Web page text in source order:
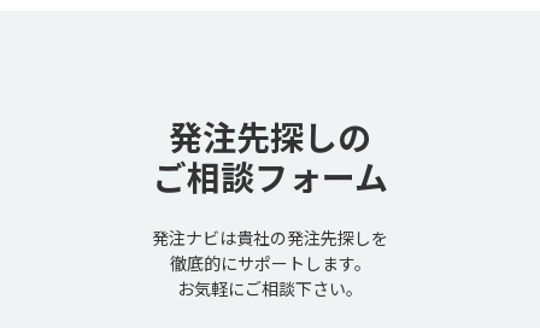
発注先探しの
ご相談フォーム
発注ナビは貴社の発注先探しを
徹底的にサポートします。
お気軽にご相談下さい。